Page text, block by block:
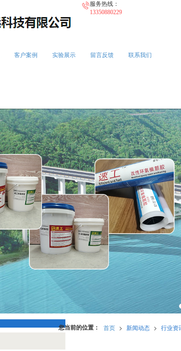
服务热线：
13350880229
客户案例 实验展示 留言反馈 联系我们
您当前的位置： 首页 > 新闻动态 > 行业资